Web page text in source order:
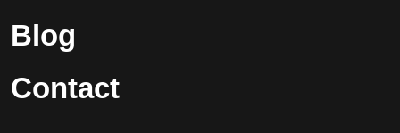
Blog
Contact